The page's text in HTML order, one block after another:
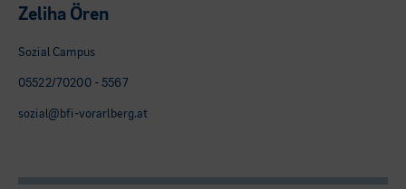
Zeliha Ören
Sozial Campus
05522/70200 - 5567
sozial@bfi-vorarlberg.at